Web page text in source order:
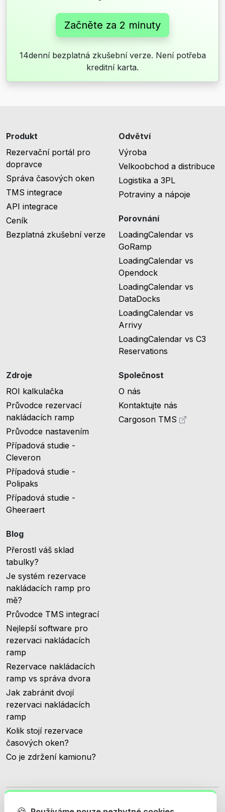
Začněte za 2 minuty
14denní bezplatná zkušební verze. Není potřeba
kreditní karta.
Produkt
Rezervační portál pro
dopravce
Správa časových oken
TMS integrace
API integrace
Ceník
Bezplatná zkušební verze
Odvětví
Výroba
Velkoobchod a distribuce
Logistika a 3PL
Potraviny a nápoje
Porovnání
LoadingCalendar vs
GoRamp
LoadingCalendar vs
Opendock
LoadingCalendar vs
DataDocks
LoadingCalendar vs
Arrivy
LoadingCalendar vs C3
Reservations
Zdroje
ROI kalkulačka
Průvodce rezervací
nakládacích ramp
Průvodce nastavením
Případová studie -
Cleveron
Případová studie -
Polipaks
Případová studie -
Gheeraert
Blog
Přerostl váš sklad
tabulky?
Je systém rezervace
nakládacích ramp pro
mě?
Průvodce TMS integrací
Nejlepší software pro
rezervaci nakládacích
ramp
Rezervace nakládacích
ramp vs správa dvora
Jak zabránit dvojí
rezervaci nakládacích
ramp
Kolik stojí rezervace
časových oken?
Co je zdržení kamionu?
Společnost
O nás
Kontaktujte nás
Cargoson TMS